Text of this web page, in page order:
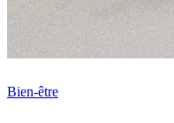
Bien-être